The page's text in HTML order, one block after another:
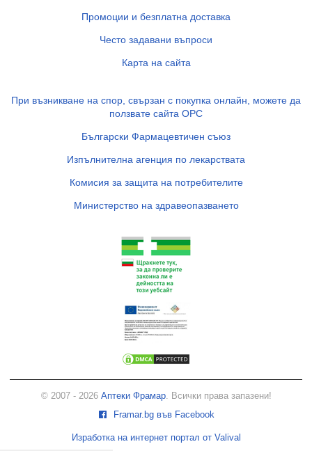
Промоции и безплатна доставка
Често задавани въпроси
Карта на сайта
При възникване на спор, свързан с покупка онлайн, можете да
ползвате сайта ОРС
Български Фармацевтичен съюз
Изпълнителна агенция по лекарствата
Комисия за защита на потребителите
Министерство на здравеопазването
© 2007 - 2026 Аптеки Фрамар. Всички права запазени!
Framar.bg във Facebook
Изработка на интернет портал от Valival